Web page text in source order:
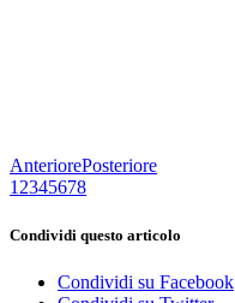
AnteriorePosteriore
12345678
Condividi questo articolo
Condividi su Facebook